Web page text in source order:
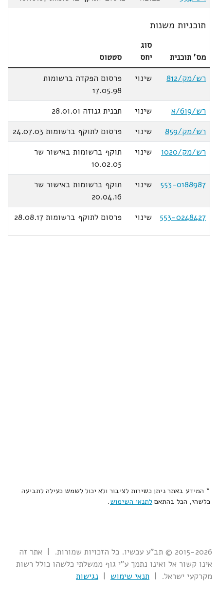
תוכניות משנות
מס' תוכנית
סוג
יחס
סטטוס
רש/מק/812
שינוי
פרסום הפקדה ברשומות
17.05.98
רש/619/א
שינוי
תכנית גנוזה 28.01.01
רש/מק/859
שינוי
פרסום לתוקף ברשומות 24.07.03
רש/מק/1020
שינוי
תוקף ברשומות באישור שר
10.02.05
553-0188987
שינוי
תוקף ברשומות באישור שר
20.04.16
553-0248427
שינוי פרסום לתוקף ברשומות 28.08.17
* המידע באתר ניתן כשירות לציבור ולא יכול לשמש כעילה לתביעה
כלשהי, הכל בהתאם לתנאי השימוש.
2015-2026 © תב"ע עכשיו. כל הזכויות שמורות. | אתר זה
אינו קשור אל ואינו נתמך ע"י גוף ממשלתי כלשהו כולל רשות
מקרקעי ישראל. | תנאי שימוש | נגישות